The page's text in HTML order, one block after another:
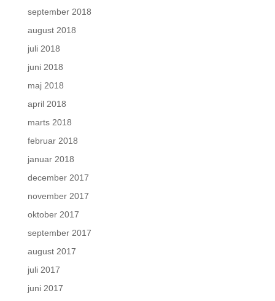
september 2018
august 2018
juli 2018
juni 2018
maj 2018
april 2018
marts 2018
februar 2018
januar 2018
december 2017
november 2017
oktober 2017
september 2017
august 2017
juli 2017
juni 2017